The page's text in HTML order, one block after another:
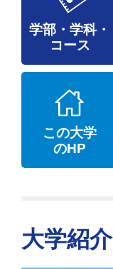
学部・学科・
コース
この大学
のHP
大学紹介